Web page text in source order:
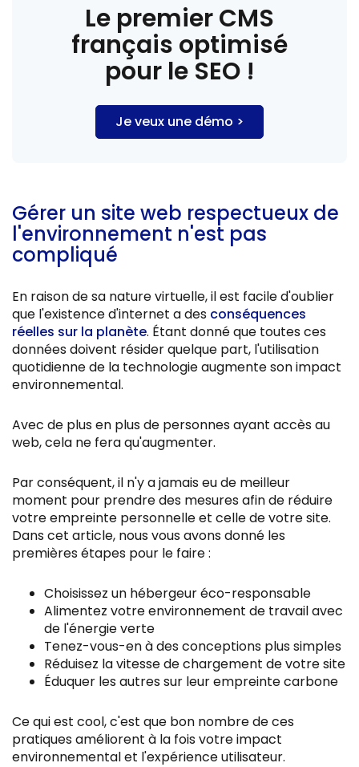
Le premier CMS
français optimisé
pour le SEO !
Je veux une démo >
Gérer un site web respectueux de
l'environnement n'est pas
compliqué
En raison de sa nature virtuelle, il est facile d'oublier
que l'existence d'internet a des conséquences
réelles sur la planète. Étant donné que toutes ces
données doivent résider quelque part, l'utilisation
quotidienne de la technologie augmente son impact
environnemental.
Avec de plus en plus de personnes ayant accès au
web, cela ne fera qu'augmenter.
Par conséquent, il n'y a jamais eu de meilleur
moment pour prendre des mesures afin de réduire
votre empreinte personnelle et celle de votre site.
Dans cet article, nous vous avons donné les
premières étapes pour le faire :
Choisissez un hébergeur éco-responsable
Alimentez votre environnement de travail avec
de l'énergie verte
Tenez-vous-en à des conceptions plus simples
Réduisez la vitesse de chargement de votre site
Éduquer les autres sur leur empreinte carbone
Ce qui est cool, c'est que bon nombre de ces
pratiques améliorent à la fois votre impact
environnemental et l'expérience utilisateur.